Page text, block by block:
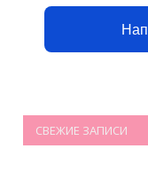
СВЕЖИЕ ЗАПИСИ